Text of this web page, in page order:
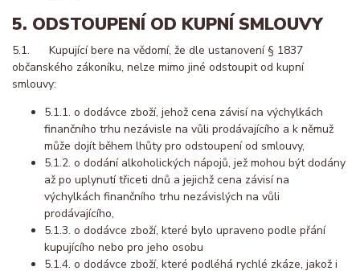
5. ODSTOUPENÍ OD KUPNÍ SMLOUVY
5.1. Kupující bere na vědomí, že dle ustanovení § 1837
občanského zákoníku, nelze mimo jiné odstoupit od kupní
smlouvy:
5.1.1. o dodávce zboží, jehož cena závisí na výchylkách
finančního trhu nezávisle na vůli prodávajícího a k němuž
může dojít během lhůty pro odstoupení od smlouvy,
5.1.2. o dodání alkoholických nápojů, jež mohou být dodány
až po uplynutí třiceti dnů a jejichž cena závisí na
výchylkách finančního trhu nezávislých na vůli
prodávajícího,
5.1.3. o dodávce zboží, které bylo upraveno podle přání
kupujícího nebo pro jeho osobu
5.1.4. o dodávce zboží, které podléhá rychlé zkáze, jakož i